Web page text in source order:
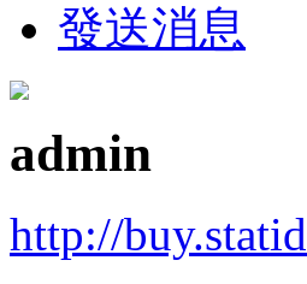
發送消息
admin
http://